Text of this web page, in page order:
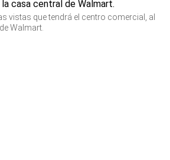
vistas que tendrá el centro comercial, al
Walmart.